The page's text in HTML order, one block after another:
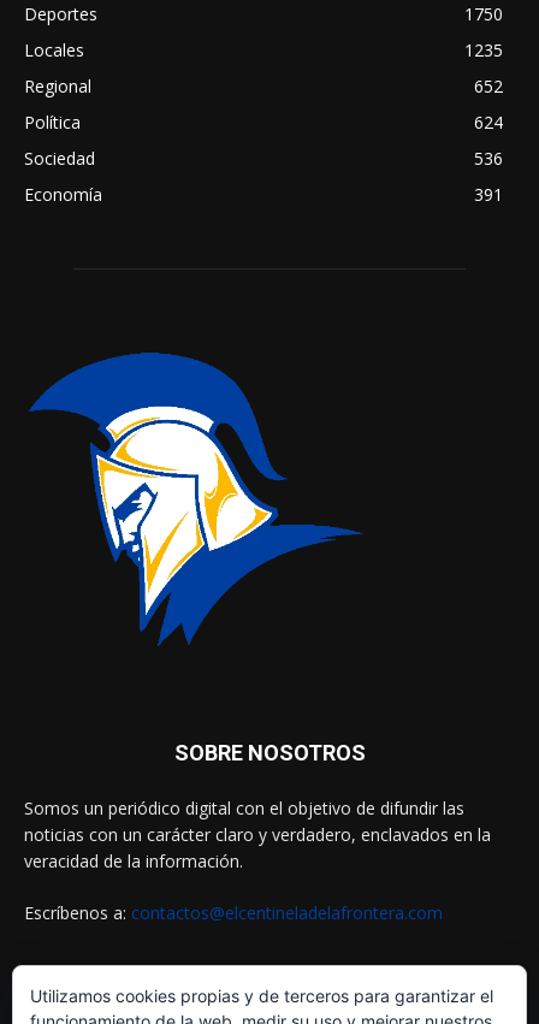
Deportes
1750
Locales
1235
Regional
652
Política
624
Sociedad
536
Economía
391
SOBRE NOSOTROS
Somos un periódico digital con el objetivo de difundir las
noticias con un carácter claro y verdadero, enclavados en la
veracidad de la información.
Escríbenos a: contactos@elcentineladelafrontera.com
SIGUENOS EN
Utilizamos cookies propias y de terceros para garantizar el